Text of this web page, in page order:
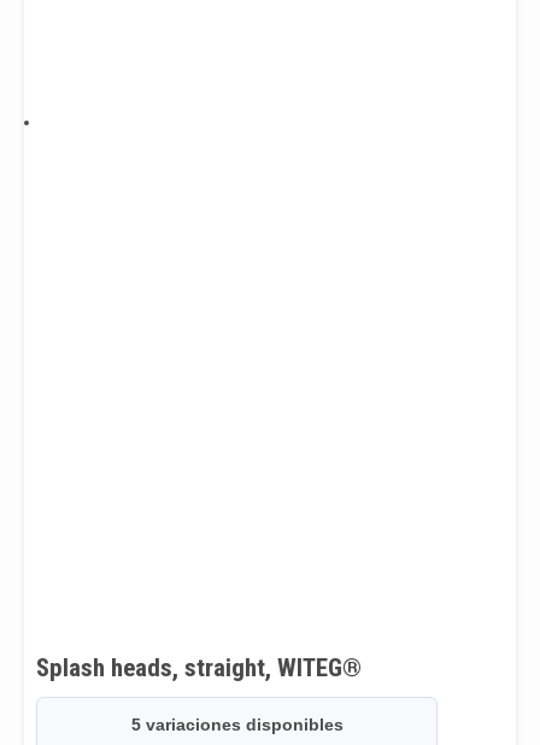
Splash heads, straight, WITEG®
5 variaciones disponibles